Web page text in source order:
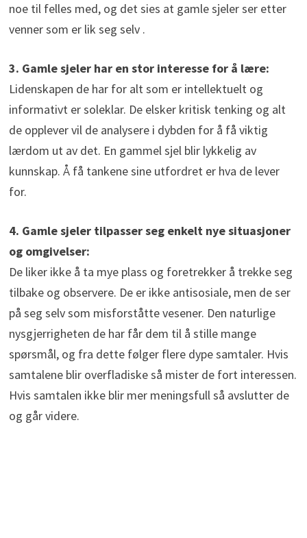
noe til felles med, og det sies at gamle sjeler ser etter
venner som er lik seg selv .
3. Gamle sjeler har en stor interesse for å lære:
Lidenskapen de har for alt som er intellektuelt og
informativt er soleklar. De elsker kritisk tenking og alt
de opplever vil de analysere i dybden for å få viktig
lærdom ut av det. En gammel sjel blir lykkelig av
kunnskap. Å få tankene sine utfordret er hva de lever
for.
4. Gamle sjeler tilpasser seg enkelt nye situasjoner
og omgivelser:
De liker ikke å ta mye plass og foretrekker å trekke seg
tilbake og observere. De er ikke antisosiale, men de ser
på seg selv som misforståtte vesener. Den naturlige
nysgjerrigheten de har får dem til å stille mange
spørsmål, og fra dette følger flere dype samtaler. Hvis
samtalene blir overfladiske så mister de fort interessen.
Hvis samtalen ikke blir mer meningsfull så avslutter de
og går videre.